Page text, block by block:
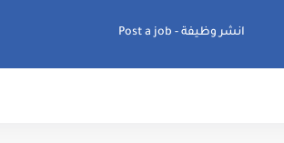
انشر وظيفة - Post a job